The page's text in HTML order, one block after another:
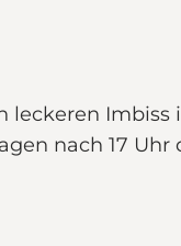
leckeren
nach 17